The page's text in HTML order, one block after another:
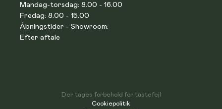
Mandag-torsdag: 8.00 - 16.00
Fredag: 8.00 - 15.00
Åbningstider - Showroom:
Efter aftale
Cookiepolitik
Der tages forbehold for tastefejl